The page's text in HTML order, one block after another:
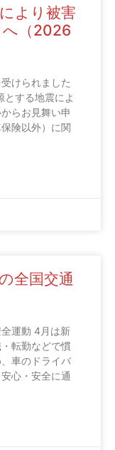
より被害
へ（2026
けられました
する地震によ
らお見舞い申
険以外）に関
全国交通
全運動 4月は新
転勤などで慣
車のドライバ
心・安全に通